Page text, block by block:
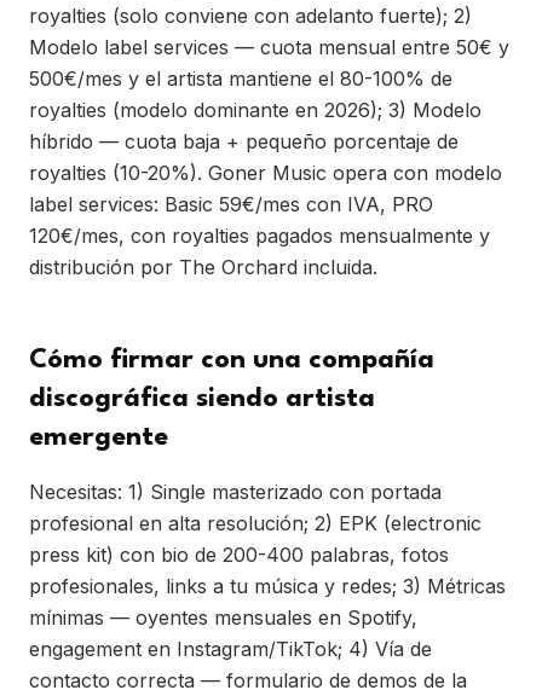
royalties (solo conviene con adelanto fuerte); 2)
Modelo label services — cuota mensual entre 50€ y
500€/mes y el artista mantiene el 80-100% de
royalties (modelo dominante en 2026); 3) Modelo
híbrido — cuota baja + pequeño porcentaje de
royalties (10-20%). Goner Music opera con modelo
label services: Basic 59€/mes con IVA, PRO
120€/mes, con royalties pagados mensualmente y
distribución por The Orchard incluida.
Cómo firmar con una compañía
discográfica siendo artista
emergente
Necesitas: 1) Single masterizado con portada
profesional en alta resolución; 2) EPK (electronic
press kit) con bio de 200-400 palabras, fotos
profesionales, links a tu música y redes; 3) Métricas
mínimas — oyentes mensuales en Spotify,
engagement en Instagram/TikTok; 4) Vía de
contacto correcta — formulario de demos de la